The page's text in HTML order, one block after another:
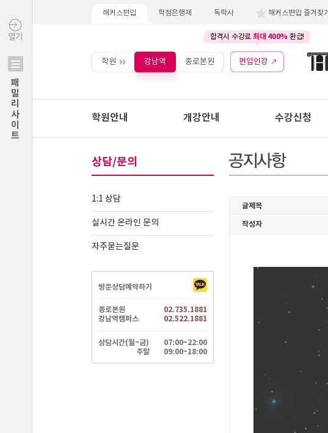
열기
패밀리사이트
해커스편입 학점은행제 독학사 해커스편입 즐겨찾기
합격시 수강료 최대 400% 환급!
학원 강남역 종로본원 편입인강
학원안내 개강안내 수강신청
상담/문의
1:1 상담
실시간 온라인 문의
자주묻는질문
방문상담예약하기
종로본원
02.735.1881
강남역캠퍼스
02.522.1881
상담시간(월~금)
07:00~22:00
주말
09:00~18:00